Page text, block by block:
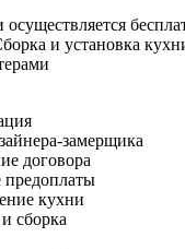
осуществляется
и установка
замерщика
договора
предоплаты
кухни
сборка